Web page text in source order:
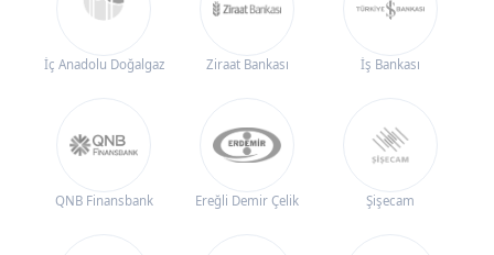
İç Anadolu Doğalgaz Ziraat Bankası İş Bankası
QNB Finansbank Ereğli Demir Çelik Şişecam